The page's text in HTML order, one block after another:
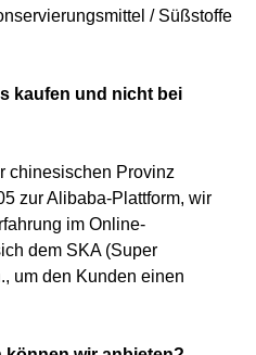
/ Süßstoffe
kaufen und nicht bei
chinesischen Provinz
zur Alibaba-Plattform, wir
im Online-
dem SKA (Super
um den Kunden einen